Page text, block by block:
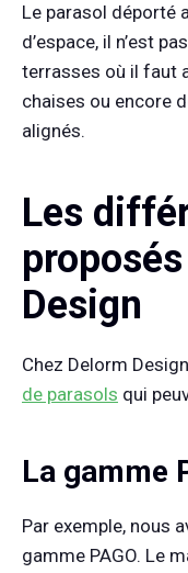
Le parasol déporté
d’espace, il n’est
terrasses où il faut
chaises ou encore
alignés.
Les
Design
Chez Delorm
de parasols qui
La gamme
Par exemple, nous
gamme PAGO. Le